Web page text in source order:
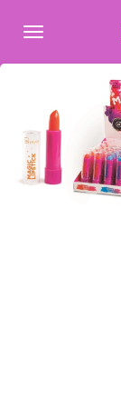
naar
hoofdinhoud